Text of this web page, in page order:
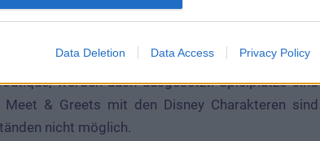
Data Deletion Data Access Privacy Policy
Situation werden bis auf weiteres keine Shows,
Touren oder das Prinzessinnen Make-Over in der
werden auch ausgesetzt. Spielplätze sind
Meet & Greets mit den Disney Charakteren sind
nicht möglich.